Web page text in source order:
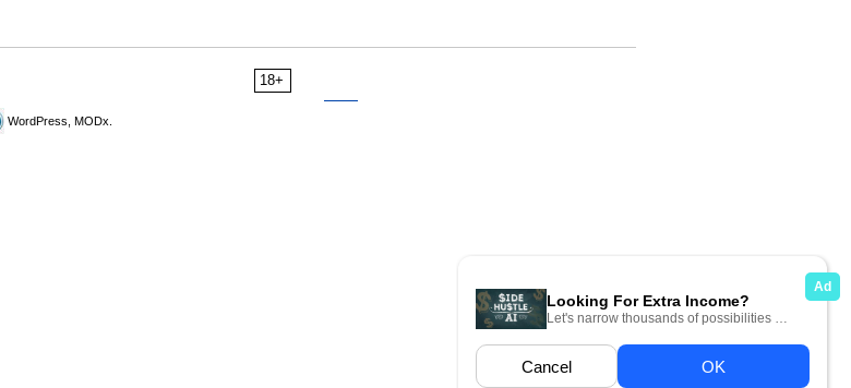
18+
WordPress, MODx.